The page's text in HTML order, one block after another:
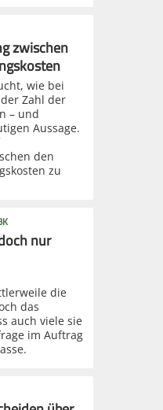
zwischen
wie bei
Zahl der
– und
Aussage.
den
zu
nur
die
das
auch viele sie
im Auftrag